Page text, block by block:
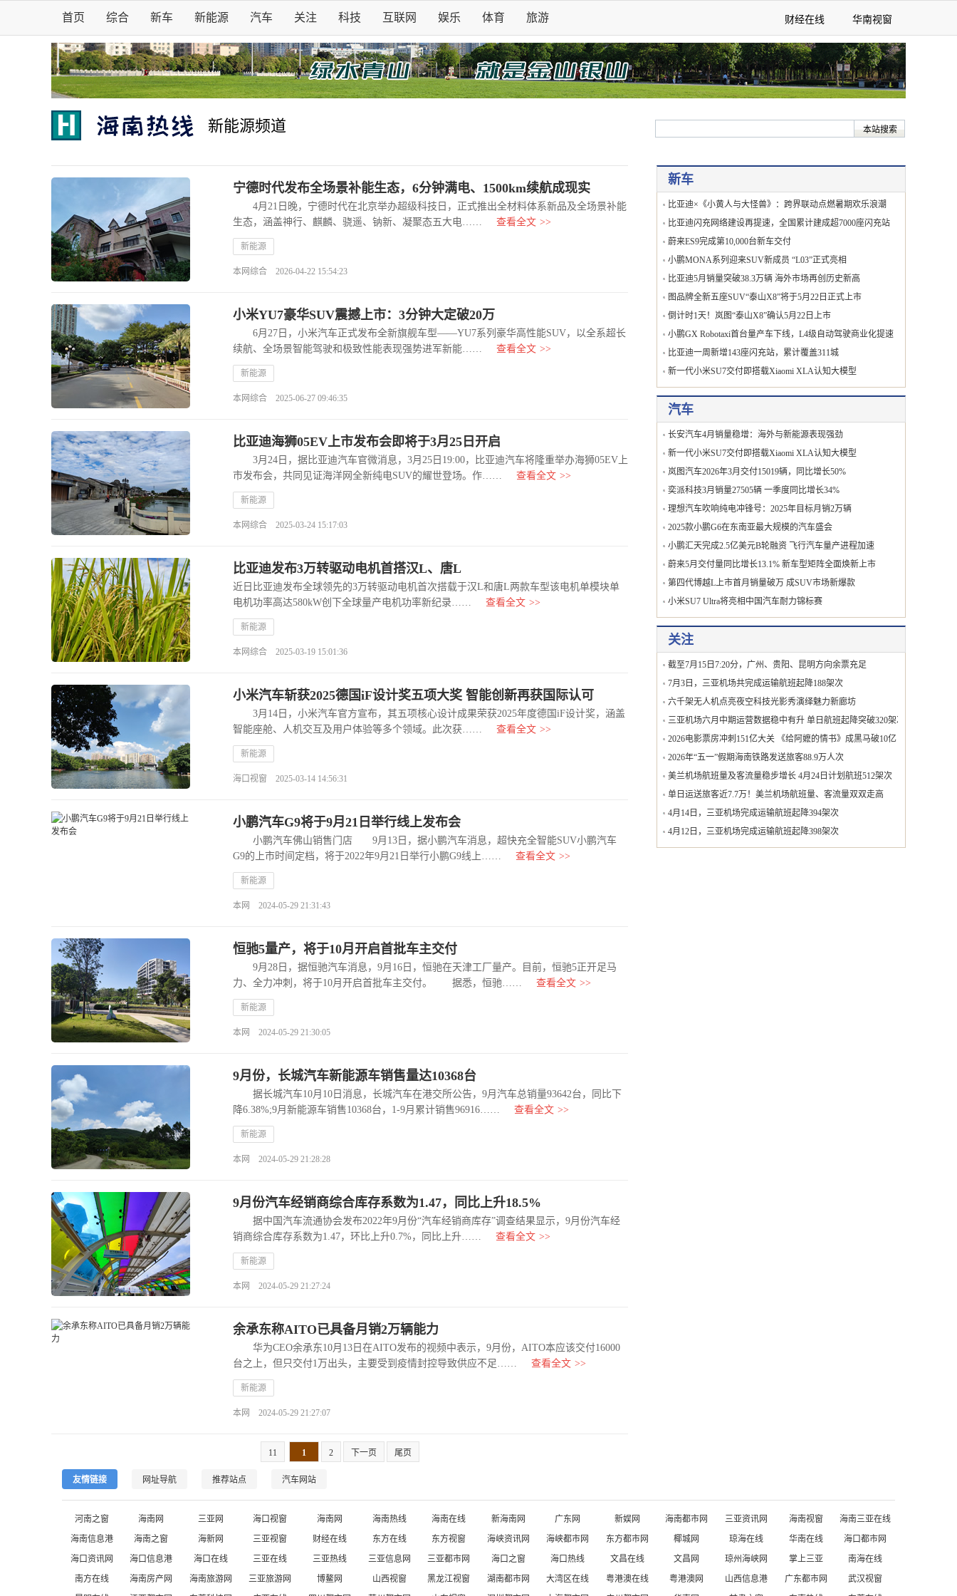
首页 综合 新车 新能源 汽车 关注 科技 互联网 娱乐 体育 旅游 财经在线 华南视窗
新能源频道
宁德时代发布全场景补能生态，6分钟满电、1500km续航成现实
4月21日晚，宁德时代在北京举办超级科技日，正式推出全材料体系新品及全场景补能
生态，涵盖神行、麒麟、骁遥、钠新、凝聚态五大电……
查看全文 >>
新能源
本网综合 2026-04-22 15:54:23
小米YU7豪华SUV震撼上市：3分钟大定破20万
6月27日，小米汽车正式发布全新旗舰车型——YU7系列豪华高性能SUV，以全系超长
续航、全场景智能驾驶和极致性能表现强势进军新能……
查看全文 >>
新能源
本网综合 2025-06-27 09:46:35
比亚迪海狮05EV上市发布会即将于3月25日开启
3月24日，据比亚迪汽车官微消息，3月25日19:00，比亚迪汽车将隆重举办海狮05EV上
市发布会，共同见证海洋网全新纯电SUV的耀世登场。作……
查看全文 >>
新能源
本网综合 2025-03-24 15:17:03
比亚迪发布3万转驱动电机首搭汉L、唐L
近日比亚迪发布全球领先的3万转驱动电机首次搭载于汉L和唐L两款车型该电机单模块单
电机功率高达580kW创下全球量产电机功率新纪录……
查看全文 >>
新能源
本网综合 2025-03-19 15:01:36
小米汽车斩获2025德国iF设计奖五项大奖 智能创新再获国际认可
3月14日，小米汽车官方宣布，其五项核心设计成果荣获2025年度德国iF设计奖，涵盖
智能座舱、人机交互及用户体验等多个领域。此次获……
查看全文 >>
新能源
海口视窗 2025-03-14 14:56:31
小鹏汽车G9将于9月21日举行线上发布会
小鹏汽车佛山销售门店 9月13日，据小鹏汽车消息，超快充全智能SUV小鹏汽车
G9的上市时间定档，将于2022年9月21日举行小鹏G9线上……
查看全文 >>
新能源
本网 2024-05-29 21:31:43
恒驰5量产，将于10月开启首批车主交付
9月28日，据恒驰汽车消息，9月16日，恒驰在天津工厂量产。目前，恒驰5正开足马
力、全力冲刺，将于10月开启首批车主交付。 据悉，恒驰……
查看全文 >>
新能源
本网 2024-05-29 21:30:05
9月份，长城汽车新能源车销售量达10368台
据长城汽车10月10日消息，长城汽车在港交所公告，9月汽车总销量93642台，同比下
降6.38%;9月新能源车销售10368台，1-9月累计销售96916……
查看全文 >>
新能源
本网 2024-05-29 21:28:28
9月份汽车经销商综合库存系数为1.47，同比上升18.5%
据中国汽车流通协会发布2022年9月份“汽车经销商库存”调查结果显示，9月份汽车经
销商综合库存系数为1.47，环比上升0.7%，同比上升……
查看全文 >>
新能源
本网 2024-05-29 21:27:24
余承东称AITO已具备月销2万辆能力
华为CEO余承东10月13日在AITO发布的视频中表示，9月份，AITO本应该交付16000
台之上，但只交付1万出头，主要受到疫情封控导致供应不足……
查看全文 >>
新能源
本网 2024-05-29 21:27:07
11 1 2 下一页 尾页
新车
比亚迪×《小黄人与大怪兽》：跨界联动点燃暑期欢乐浪潮
比亚迪闪充网络建设再提速，全国累计建成超7000座闪充站
蔚来ES9完成第10,000台新车交付
小鹏MONA系列迎来SUV新成员 “L03”正式亮相
比亚迪5月销量突破38.3万辆 海外市场再创历史新高
图品牌全新五座SUV“泰山X8”将于5月22日正式上市
倒计时1天！岚图“泰山X8”确认5月22日上市
小鹏GX Robotaxi首台量产车下线，L4级自动驾驶商业化提速
比亚迪一周新增143座闪充站，累计覆盖311城
新一代小米SU7交付即搭载Xiaomi XLA认知大模型
汽车
长安汽车4月销量稳增：海外与新能源表现强劲
新一代小米SU7交付即搭载Xiaomi XLA认知大模型
岚图汽车2026年3月交付15019辆，同比增长50%
奕派科技3月销量27505辆 一季度同比增长34%
理想汽车吹响纯电冲锋号：2025年目标月销2万辆
2025款小鹏G6在东南亚最大规模的汽车盛会
小鹏汇天完成2.5亿美元B轮融资 飞行汽车量产进程加速
蔚来5月交付量同比增长13.1% 新车型矩阵全面焕新上市
第四代博越L上市首月销量破万 成SUV市场新爆款
小米SU7 Ultra将亮相中国汽车耐力锦标赛
关注
截至7月15日7:20分，广州、贵阳、昆明方向余票充足
7月3日，三亚机场共完成运输航班起降188架次
六千架无人机点亮夜空科技光影秀演绎魅力新廊坊
三亚机场六月中期运营数据稳中有升 单日航班起降突破320架次
2026电影票房冲刺151亿大关 《给阿嬷的情书》成黑马破10亿
2026年“五一”假期海南铁路发送旅客88.9万人次
美兰机场航班量及客流量稳步增长 4月24日计划航班512架次
单日运送旅客近7.7万！美兰机场航班量、客流量双双走高
4月14日，三亚机场完成运输航班起降394架次
4月12日，三亚机场完成运输航班起降398架次
友情链接 网址导航 推荐站点 汽车网站
河南之窗 海南网 三亚网 海口视窗 海南网 海南热线 海南在线 新海南网 广东网 新娱网 海南都市网 三亚资讯网 海南视窗
海南三亚在线
海南信息港
海南之窗 海新网 三亚视窗 财经在线 东方在线 东方视窗 海峡资讯网 海峡都市网 东方都市网 椰城网 琼海在线 华南在线
海口都市网
海口资讯网
海口信息港 海口在线 三亚在线 三亚热线 三亚信息网 三亚都市网 海口之窗 海口热线 文昌在线 文昌网 琼州海峡网 掌上三亚
南海在线
南方在线
海南房产网 海南旅游网 三亚旅游网 博鳌网 山西视窗 黑龙江视窗 湖南都市网 大湾区在线 粤港澳在线 粤港澳网 山西信息港 广东都市网
武汉视窗